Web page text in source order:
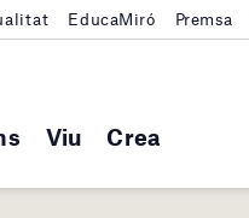
Viu Crea
EducaMiró Premsa